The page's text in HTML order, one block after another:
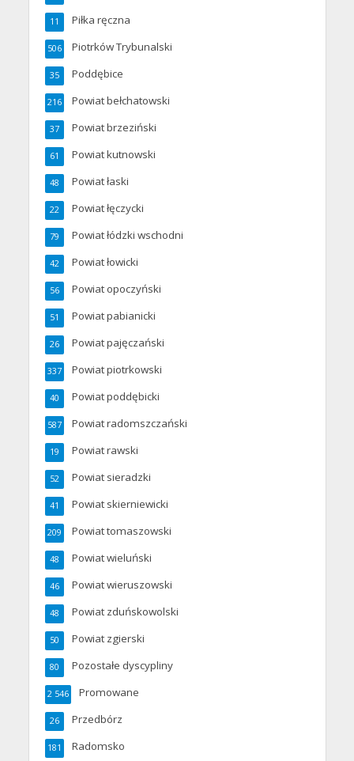
Piłka ręczna
11
Piotrków Trybunalski
506
Poddębice
35
Powiat bełchatowski
216
Powiat brzeziński
37
Powiat kutnowski
61
Powiat łaski
48
Powiat łęczycki
22
Powiat łódzki wschodni
79
Powiat łowicki
42
Powiat opoczyński
56
Powiat pabianicki
51
Powiat pajęczański
26
Powiat piotrkowski
337
Powiat poddębicki
40
Powiat radomszczański
587
Powiat rawski
19
Powiat sieradzki
52
Powiat skierniewicki
41
Powiat tomaszowski
209
Powiat wieluński
48
Powiat wieruszowski
46
Powiat zduńskowolski
48
Powiat zgierski
50
Pozostałe dyscypliny
80
Promowane
2 546
Przedbórz
26
Radomsko
181